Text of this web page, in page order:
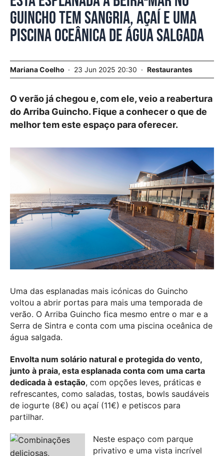
Guincho tem sangria, açaí e uma
piscina oceânica de água salgada
Mariana Coelho 23 Jun 2025 20:30 Restaurantes
O verão já chegou e, com ele, veio a reabertura
do Arriba Guincho. Fique a conhecer o que de
melhor tem este espaço para oferecer.
Uma das esplanadas mais icónicas do Guincho
voltou a abrir portas para mais uma temporada de
verão. O Arriba Guincho fica mesmo entre o mar e a
Serra de Sintra e conta com uma piscina oceânica de
água salgada.
Envolta num solário natural e protegida do vento,
junto à praia, esta esplanada conta com uma carta
dedicada à estação, com opções leves, práticas e
refrescantes, como saladas, tostas, bowls saudáveis
de iogurte (8€) ou açaí (11€) e petiscos para
partilhar.
Neste espaço com parque
privativo e uma vista incrível